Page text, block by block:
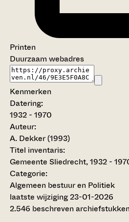
Printen
Duurzaam webadres
Kenmerken
Datering:
1932 - 1970
Auteur:
A. Dekker (1993)
Titel inventaris:
Gemeente Sliedrecht, 1932 -
Categorie:
Algemeen bestuur en Politiek
laatste wijziging 23-01-2026
2.546 beschreven